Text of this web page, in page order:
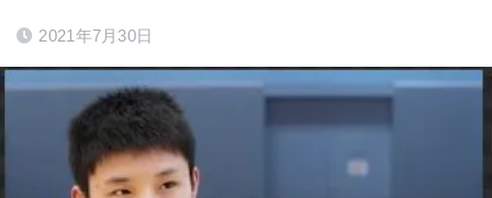
2021年7月30日